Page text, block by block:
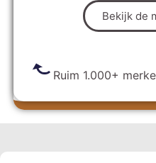
Bekijk de
Ruim 1.000+